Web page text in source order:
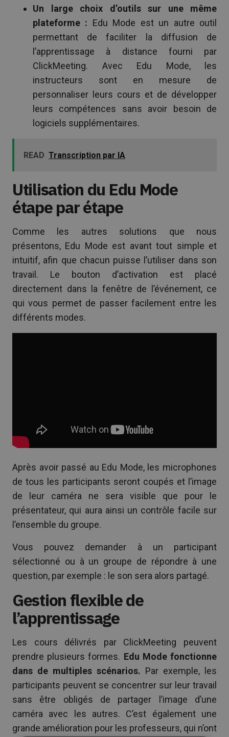
Un large choix d’outils sur une même
plateforme : Edu Mode est un autre outil
permettant de faciliter la diffusion de
l’apprentissage à distance fourni par
ClickMeeting. Avec Edu Mode, les
instructeurs sont en mesure de
personnaliser leurs cours et de développer
leurs compétences sans avoir besoin de
logiciels supplémentaires.
READ Transcription par IA
Utilisation du Edu Mode
étape par étape
Comme les autres solutions que nous
présentons, Edu Mode est avant tout simple et
intuitif, afin que chacun puisse l’utiliser dans son
travail. Le bouton d’activation est placé
directement dans la fenêtre de l’événement, ce
qui vous permet de passer facilement entre les
différents modes.
Après avoir passé au Edu Mode, les microphones
de tous les participants seront coupés et l’image
de leur caméra ne sera visible que pour le
présentateur, qui aura ainsi un contrôle facile sur
l’ensemble du groupe.
Vous pouvez demander à un participant
sélectionné ou à un groupe de répondre à une
question, par exemple : le son sera alors partagé.
Gestion flexible de
l’apprentissage
Les cours délivrés par ClickMeeting peuvent
prendre plusieurs formes. Edu Mode fonctionne
dans de multiples scénarios. Par exemple, les
participants peuvent se concentrer sur leur travail
sans être obligés de partager l’image d’une
caméra avec les autres. C’est également une
grande amélioration pour les professeurs, qui n’ont